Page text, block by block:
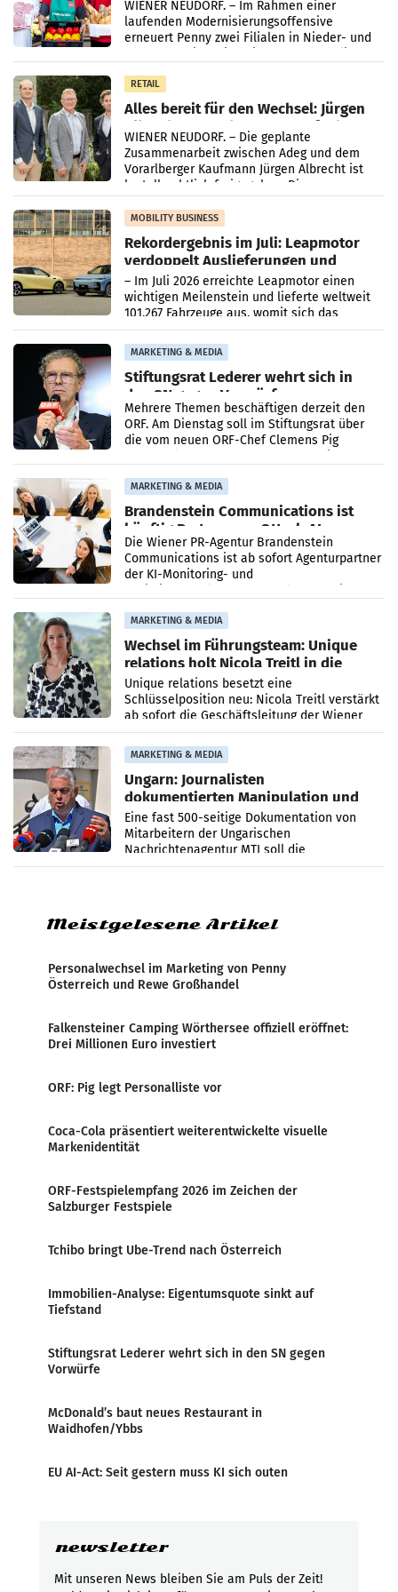
WIENER NEUDORF. – Im Rahmen einer
laufenden Modernisierungsoffensive
erneuert Penny zwei Filialen in Nieder- und
RETAIL
Alles bereit für den Wechsel: Jürgen
Albrecht setzt ab 1.1.2027 auf Adeg
WIENER NEUDORF. – Die geplante
Zusammenarbeit zwischen Adeg und dem
Vorarlberger Kaufmann Jürgen Albrecht ist
kartellrechtlich freigegeben: Die
Bundeswettbewerbsbehörde und der
Bundeskartellanwalt
MOBILITY BUSINESS
Rekordergebnis im Juli: Leapmotor
verdoppelt Auslieferungen und
überschreitet die 100.000er-Marke
– Im Juli 2026 erreichte Leapmotor einen
wichtigen Meilenstein und lieferte weltweit
101.267 Fahrzeuge aus, womit sich das
Ergebnis gegenüber Juli 2025 mehr als
verdoppelte (+102
MARKETING & MEDIA
Stiftungsrat Lederer wehrt sich in
den SN gegen Vorwürfe
Mehrere Themen beschäftigen derzeit den
ORF. Am Dienstag soll im Stiftungsrat über
die vom neuen ORF-Chef Clemens Pig
MARKETING & MEDIA
Brandenstein Communications ist
künftig Partner von OtterlyAI
Die Wiener PR-Agentur Brandenstein
Communications ist ab sofort Agenturpartner
der KI-Monitoring- und
MARKETING & MEDIA
Wechsel im Führungsteam: Unique
relations holt Nicola Treitl in die
Geschäftsleitung
Unique relations besetzt eine
Schlüsselposition neu: Nicola Treitl verstärkt
ab sofort die Geschäftsleitung der Wiener
PR-Agentur an der Seite von Josef Kalina und
Anna Kalina-Mahr.
MARKETING & MEDIA
Ungarn: Journalisten
dokumentierten Manipulation und
Zensur
Eine fast 500-seitige Dokumentation von
Mitarbeitern der Ungarischen
Nachrichtenagentur MTI soll die
systematische Nachrichten-Manipulation und
Meistgelesene Artikel
Personalwechsel im Marketing von Penny
Österreich und Rewe Großhandel
Falkensteiner Camping Wörthersee offiziell eröffnet:
Drei Millionen Euro investiert
ORF: Pig legt Personalliste vor
Coca-Cola präsentiert weiterentwickelte visuelle
Markenidentität
ORF-Festspielempfang 2026 im Zeichen der
Salzburger Festspiele
Tchibo bringt Ube-Trend nach Österreich
Immobilien-Analyse: Eigentumsquote sinkt auf
Tiefstand
Stiftungsrat Lederer wehrt sich in den SN gegen
Vorwürfe
McDonald’s baut neues Restaurant in
Waidhofen/Ybbs
EU AI-Act: Seit gestern muss KI sich outen
newsletter
Mit unseren News bleiben Sie am Puls der Zeit!